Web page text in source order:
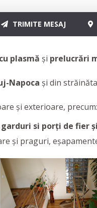
TRIMITE MESAJ
plasmă și prelucrări
Napoca și din
și exterioare, precum:
garduri si porți de fier
și praguri,